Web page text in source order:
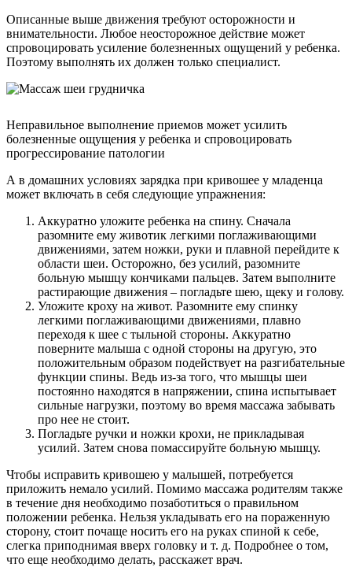
Описанные выше движения требуют осторожности и
внимательности. Любое неосторожное действие может
спровоцировать усиление болезненных ощущений у ребенка.
Поэтому выполнять их должен только специалист.
Неправильное выполнение приемов может усилить
болезненные ощущения у ребенка и спровоцировать
прогрессирование патологии
А в домашних условиях зарядка при кривошее у младенца
может включать в себя следующие упражнения:
Аккуратно уложите ребенка на спину. Сначала
разомните ему животик легкими поглаживающими
движениями, затем ножки, руки и плавной перейдите к
области шеи. Осторожно, без усилий, разомните
больную мышцу кончиками пальцев. Затем выполните
растирающие движения – погладьте шею, щеку и голову.
Уложите кроху на живот. Разомните ему спинку
легкими поглаживающими движениями, плавно
переходя к шее с тыльной стороны. Аккуратно
поверните малыша с одной стороны на другую, это
положительным образом подействует на разгибательные
функции спины. Ведь из-за того, что мышцы шеи
постоянно находятся в напряжении, спина испытывает
сильные нагрузки, поэтому во время массажа забывать
про нее не стоит.
Погладьте ручки и ножки крохи, не прикладывая
усилий. Затем снова помассируйте больную мышцу.
Чтобы исправить кривошею у малышей, потребуется
приложить немало усилий. Помимо массажа родителям также
в течение дня необходимо позаботиться о правильном
положении ребенка. Нельзя укладывать его на пораженную
сторону, стоит почаще носить его на руках спиной к себе,
слегка приподнимая вверх головку и т. д. Подробнее о том,
что еще необходимо делать, расскажет врач.